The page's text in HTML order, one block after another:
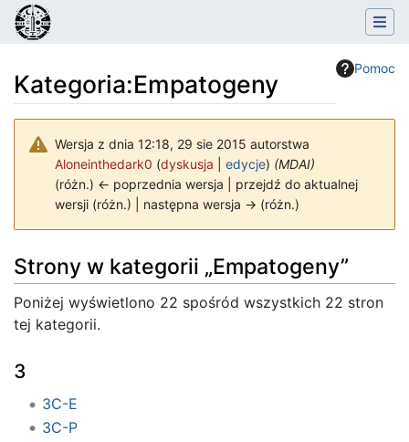
Pomoc
Kategoria:Empatogeny
Wersja z dnia 12:18, 29 sie 2015 autorstwa
Aloneinthedark0 (dyskusja edycje) (MDAI)
(różn.) ← poprzednia wersja | przejdź do aktualnej
wersji (różn.) | następna wersja → (różn.)
Strony w kategorii „Empatogeny”
Poniżej wyświetlono 22 spośród wszystkich 22 stron
tej kategorii.
3
3C-E
3C-P